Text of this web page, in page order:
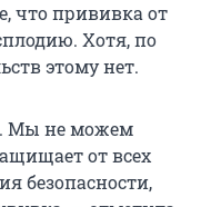
что прививка от
Хотя, по
этому нет.
Мы не можем
от всех
безопасности,